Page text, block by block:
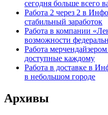
сегодня больше всего
Работа 2 через 2 в
стабильный заработок
Работа в компании
возможности
Работа
доступные каждому
Работа в доставке в
в небольшом городе
Архивы